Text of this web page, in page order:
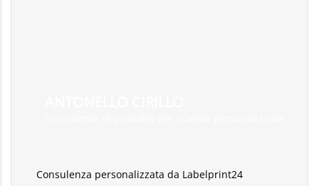
Consulenza personalizzata da Labelprint24